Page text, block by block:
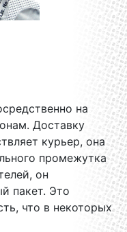
на
Доставку
курьер, она
промежутка
он
пакет. Это
что в некоторых